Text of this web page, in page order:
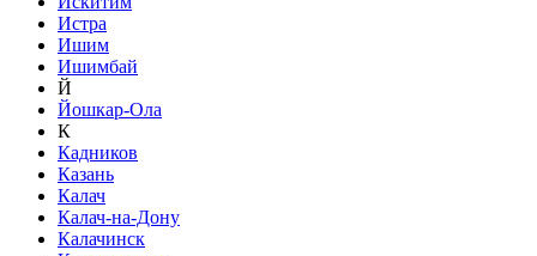
Истра
Ишим
Ишимбай
Й
Йошкар-Ола
К
Кадников
Казань
Калач
Калач-на-Дону
Калачинск